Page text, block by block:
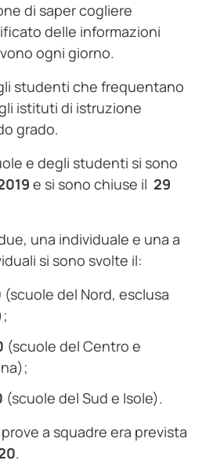
di saper cogliere
delle informazioni
ogni giorno.
studenti che frequentano
istituti di istruzione
grado.
e degli studenti si sono
e si sono chiuse il 29
una individuale e una a
si sono svolte il:
(scuole del Nord, esclusa
(scuole del Centro e
(scuole del Sud e Isole).
a squadre era prevista
.